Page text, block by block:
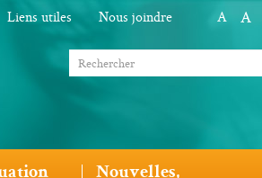
A A
Liens utiles Nous joindre
Nouvelles,